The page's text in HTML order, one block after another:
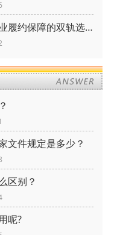
履约保证金与履约保函：企业履约保障的双轨选择
文件规定是多少？
区别？
呢?